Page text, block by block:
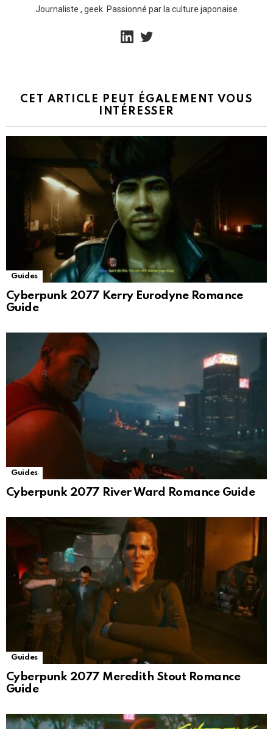
Journaliste , geek. Passionné par la culture japonaise
linkedin
CET ARTICLE PEUT ÉGALEMENT VOUS
INTÉRESSER
Guides
Cyberpunk 2077 Kerry Eurodyne Romance
Guide
Guides
Cyberpunk 2077 River Ward Romance Guide
Guides
Cyberpunk 2077 Meredith Stout Romance
Guide